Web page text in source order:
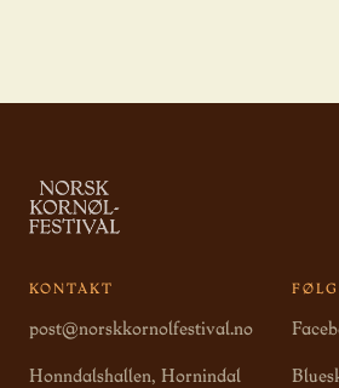
KONTAKT
post@norskkornolfestival.no
Honndalshallen, Hornindal
FØLG